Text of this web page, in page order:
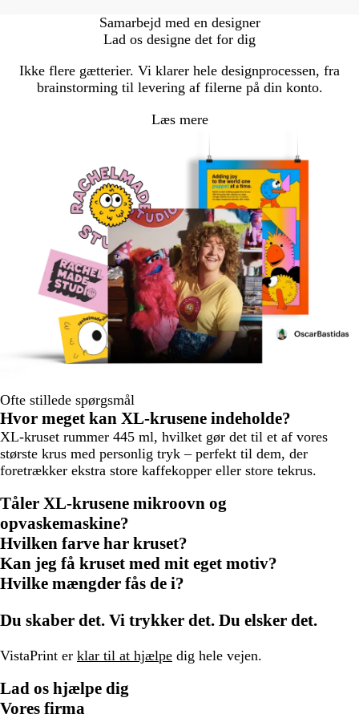
Samarbejd med en designer
Lad os designe det for dig
Ikke flere gætterier. Vi klarer hele designprocessen, fra
brainstorming til levering af filerne på din konto.
Læs mere
Ofte stillede spørgsmål
Hvor meget kan XL-krusene indeholde?
XL-kruset rummer 445 ml, hvilket gør det til et af vores
største krus med personlig tryk – perfekt til dem, der
foretrækker ekstra store kaffekopper eller store tekrus.
Tåler XL-krusene mikroovn og
opvaskemaskine?
Hvilken farve har kruset?
Kan jeg få kruset med mit eget motiv?
Hvilke mængder fås de i?
Du skaber det. Vi trykker det. Du elsker det.
VistaPrint er klar til at hjælpe dig hele vejen.
Lad os hjælpe dig
Vores firma